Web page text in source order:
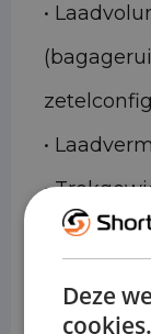
•
•
•
cilinder
Deze
cookies.